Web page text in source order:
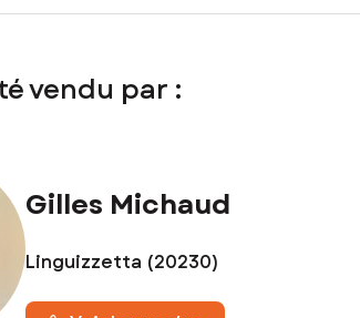
vendu par :
Gilles Michaud
Linguizzetta (20230)